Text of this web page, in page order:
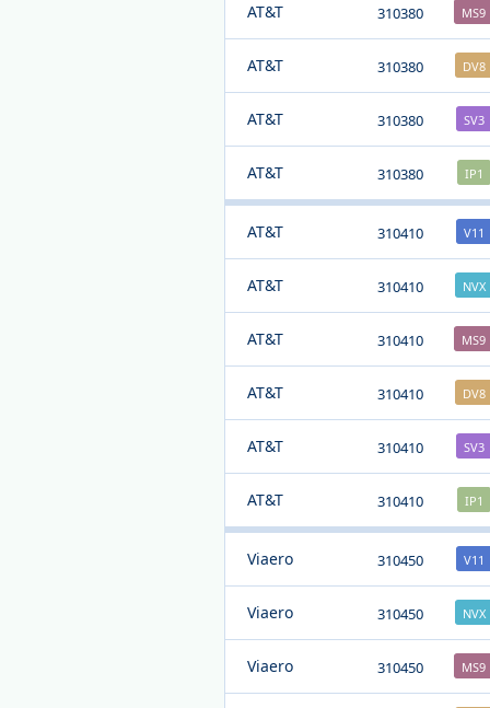
AT&T 310380 MS9
AT&T 310380 DV8
AT&T 310380 SV3
AT&T 310380 IP1
AT&T 310410 V11
AT&T 310410 NVX
AT&T 310410 MS9
AT&T 310410 DV8
AT&T 310410 SV3
AT&T 310410 IP1
Viaero 310450 V11
Viaero 310450 NVX
Viaero 310450 MS9